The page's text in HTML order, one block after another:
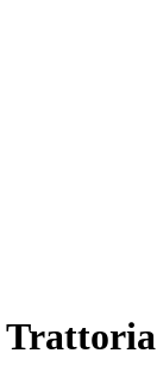
Trattoria